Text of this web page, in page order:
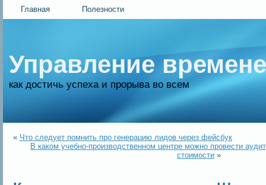
Главная Полезности
Управление
как достичь успеха и прорыва во всем
« Что следует помнить про генерацию лидов через фейсбук
В каком учебно-производственном центре можно провести
стоимости »